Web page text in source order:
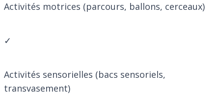
Activités motrices (parcours, ballons, cerceaux)
✓
Activités sensorielles (bacs sensoriels,
transvasement)